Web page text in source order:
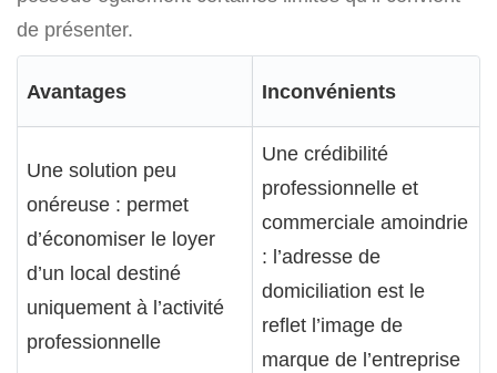
de présenter.
Avantages Inconvénients
Une solution peu
onéreuse : permet
d’économiser le loyer
d’un local destiné
uniquement à l’activité
professionnelle
Une crédibilité
professionnelle et
commerciale amoindrie
: l’adresse de
domiciliation est le
reflet l’image de
marque de l’entreprise